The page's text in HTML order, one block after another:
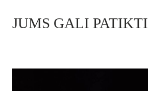
JUMS GALI PATIKTI